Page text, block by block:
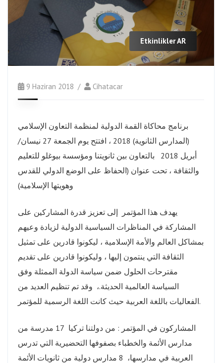
Etkinlikler AR
9 Haziran 2018 Cihatacar
برنامج محاكاة القمة الدولية لمنظمة التعاون الإسلامي
(المدارس الثانوية) 2018 ، افتتح يوم الجمعة 27 نيسان/
أبريل 2018 بالتعاون بين ثانويتنا ومؤسسة بيوغلو للتعليم
والثقافة ، تحت عنوان (الحفاظ على الوضع الدولي للقدس
وهويتها الإسلامية)
يهدف هذا المؤتمر إلى تعزيز قدرة المشاركين على
المشاركة في المناظرات السياسية الدولية لزيادة وعيهم
بمشاكل العالم والأمة الإسلامية ، ليكونوا قادرين على تمثيل
الثقافة التي ينتمون إليها ، وليكونوا قادرين على تقديم
مقترحات الحلول ضمن سياسة الدولة الممثلة وفق
السياسة العالمية الحديثة.، وقد تم تنظيم العديد من
الفعاليات باللغة العربية حيث كانت اللغة الرسمية للمؤتمر.
المشاركون في المؤتمر : من دولتنا تركيا 17 مدرسة من
مدارس الأئمة والخطباء بصفوفها التحضيرية التي تدرس
العربية في مدارسها، 8 مدارس دولية من ثانويات الأئمة